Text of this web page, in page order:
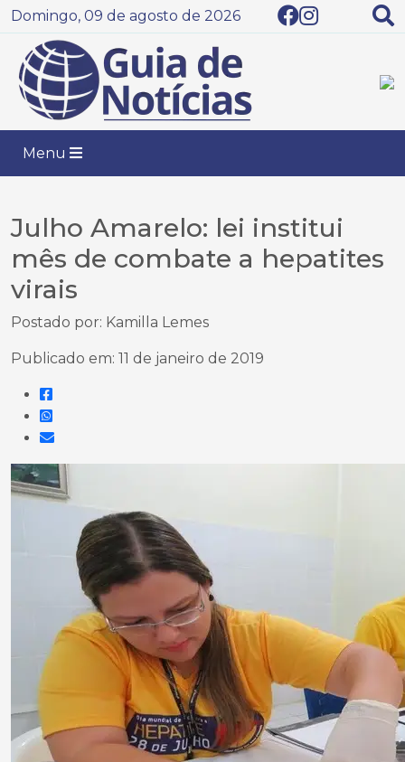
Domingo, 09 de agosto de 2026
Menu
Julho Amarelo: lei institui
mês de combate a hepatites
virais
Postado por: Kamilla Lemes
Publicado em: 11 de janeiro de 2019